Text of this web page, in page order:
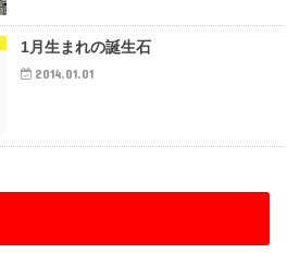
1月生まれの誕生石
2014.01.01